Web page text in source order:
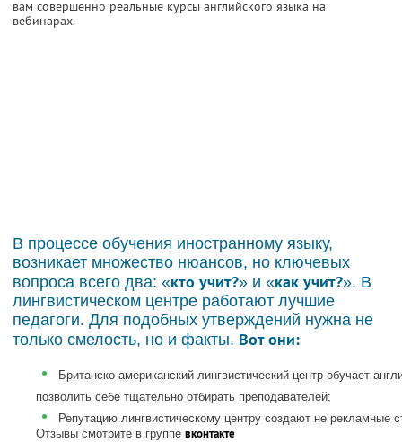
вам совершенно реальные курсы английского языка на
вебинарах.
В процессе обучения иностранному языку,
возникает множество нюансов, но ключевых
вопроса всего два: «кто учит?» и «как учит?». В
лингвистическом центре работают лучшие
педагоги. Для подобных утверждений нужна не
только смелость, но и факты. Вот они:
•
Британско-американский лингвистический центр обучает
позволить себе тщательно отбирать преподавателей;
•
Репутацию лингвистическому центру создают не рекламные
Отзывы смотрите в группе вконтакте